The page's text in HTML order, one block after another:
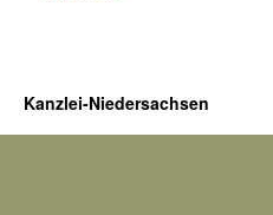
Kanzlei-Niedersachsen